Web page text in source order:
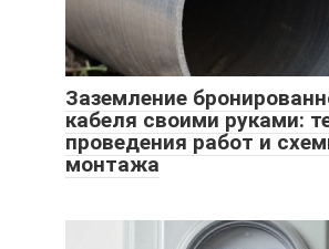
Заземление
кабеля своими руками:
проведения работ и
монтажа